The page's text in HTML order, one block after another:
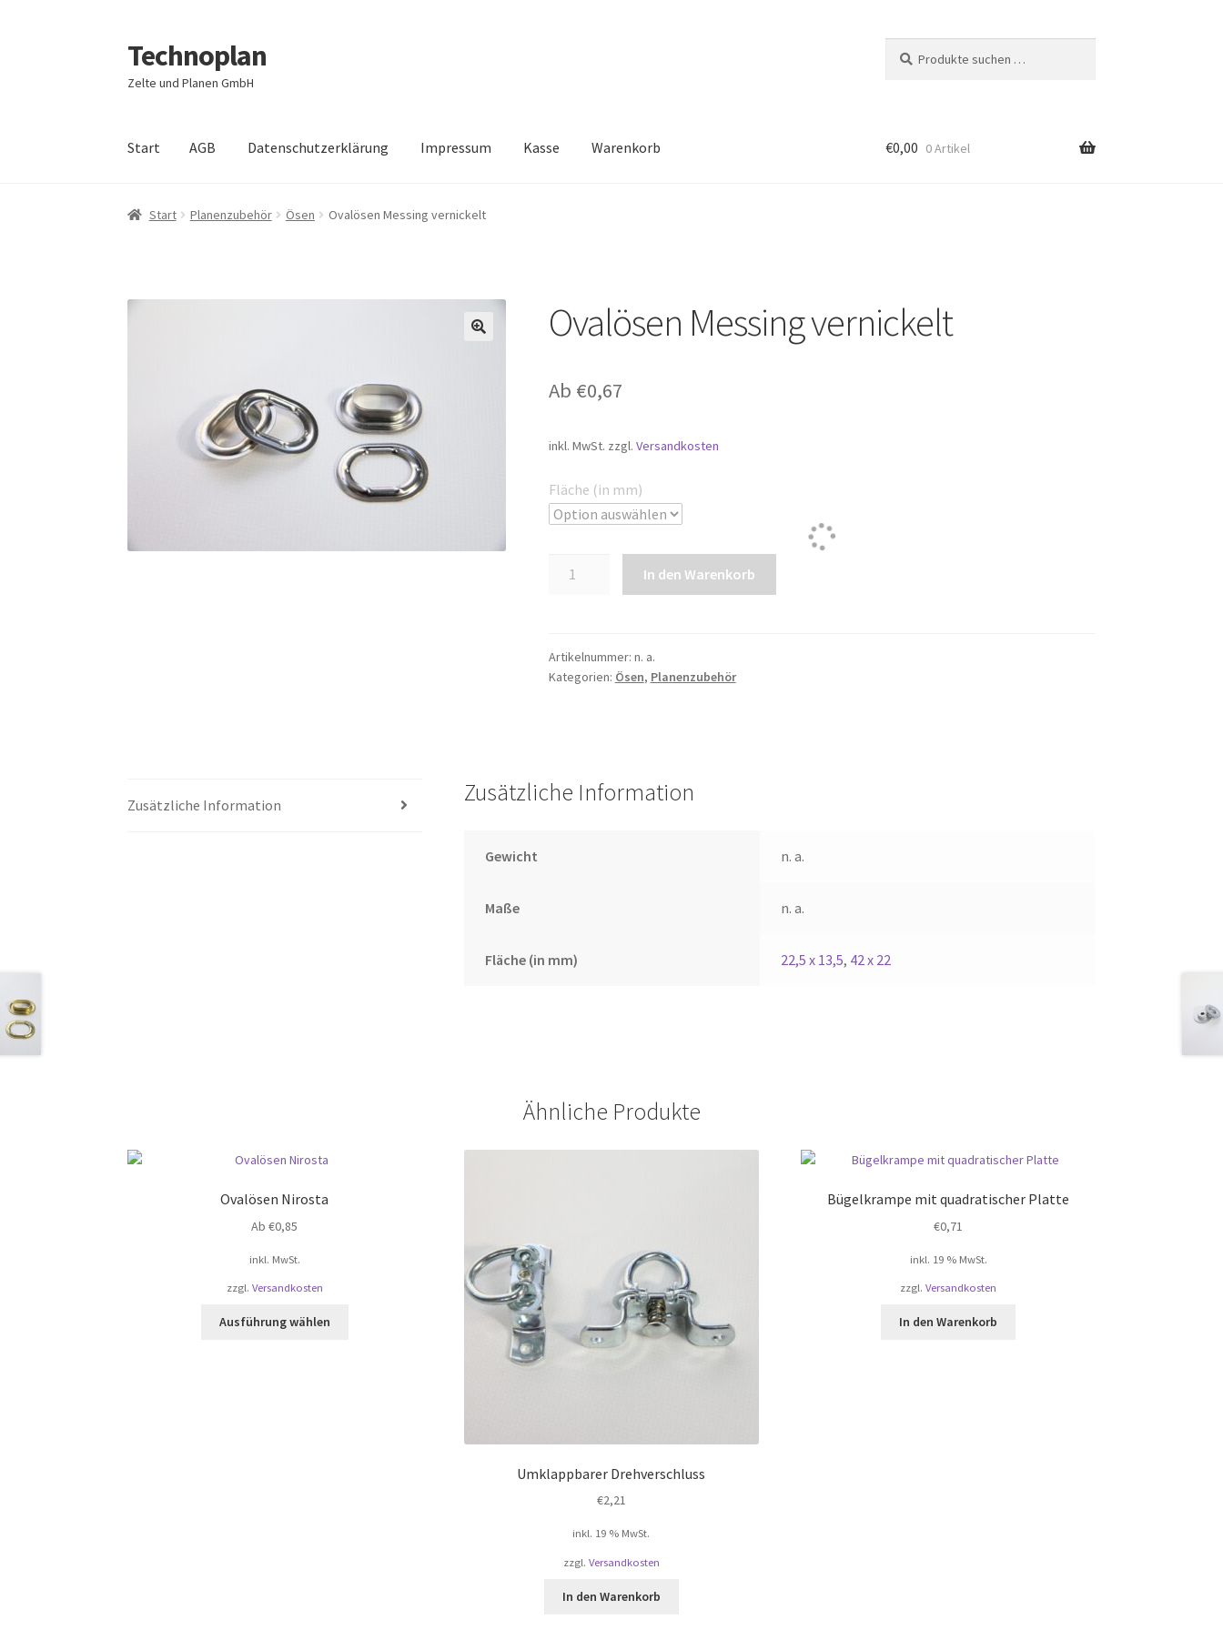
Zur
Navigation
springen
Zum
Inhalt
springen
Technoplan
Zelte und Planen GmbH
nach:
Start AGB Datenschutzerklärung Impressum Kasse Warenkorb
Start AGB DatenschutzerklärungImpressum Kasse Warenkorb
€0,00 0 Artikel
Start Planenzubehör Ösen Ovalösen Messing vernickelt
Ovalösen Messing vernickelt
Ab €0,67
inkl. MwSt. zzgl. Versandkosten
Fläche (in mm)
In den Warenkorb
Artikelnummer: n. a.
Kategorien: Ösen, Planenzubehör
Zusätzliche Information Zusätzliche Information
Gewicht n. a.
Maße n. a.
Fläche (in mm) 22,5 x 13,5, 42 x 22
Ähnliche Produkte
Ovalösen Nirosta
Ab €0,85
inkl. MwSt.
zzgl. Versandkosten
Ausführung wählen
Umklappbarer Drehverschluss
€2,21
inkl. 19 % MwSt.
zzgl. Versandkosten
In den Warenkorb
Bügelkrampe mit quadratischer Platte
€0,71
inkl. 19 % MwSt.
zzgl.Versandkosten
In den Warenkorb